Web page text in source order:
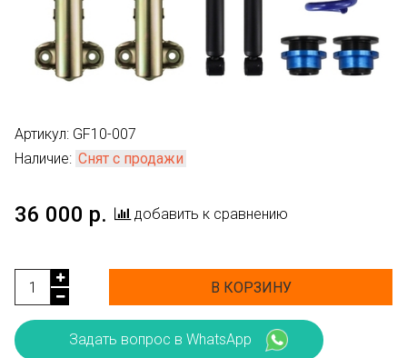
Артикул: GF10-007
Наличие: Снят с продажи
36 000 р. добавить к сравнению
В КОРЗИНУ
Задать вопрос в WhatsApp